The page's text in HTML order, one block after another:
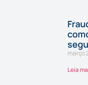
março
Leia